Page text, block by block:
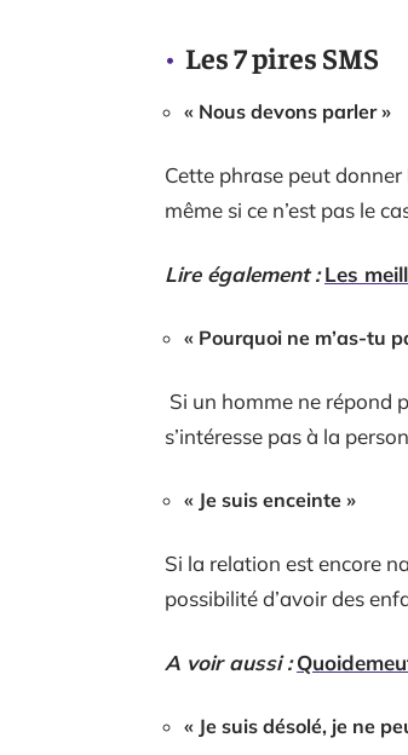
Les 7 pires SMS
« Nous devons parler »
Cette phrase peut donner
même si ce n’est pas le
Lire également : Les
« Pourquoi ne m’as-tu
Si un homme ne répond
s’intéresse pas à la
« Je suis enceinte »
Si la relation est encore
possibilité d’avoir des
A voir aussi :
« Je suis désolé, je ne